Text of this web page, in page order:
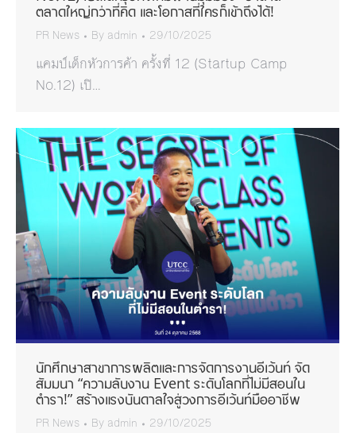
ตลาดใหญ่กว่าที่คิด และโอกาสที่ใครก็เข้าถึงได้!
PR News By admin 29/10/2025
แคมป์เด็กหัวการค้า ครั้งที่ 12 (Startup Camp
No.12) เปิ…
นักศึกษาสาขาการผลิตและการจัดการงานอีเว้นท์ จัด
สัมมนา “ความลับงาน Event ระดับโลกที่ไม่มีสอนใน
ตำรา!” สร้างแรงบันดาลใจสู่วงการอีเว้นท์มืออาชีพ
PR News By admin 29/10/2025